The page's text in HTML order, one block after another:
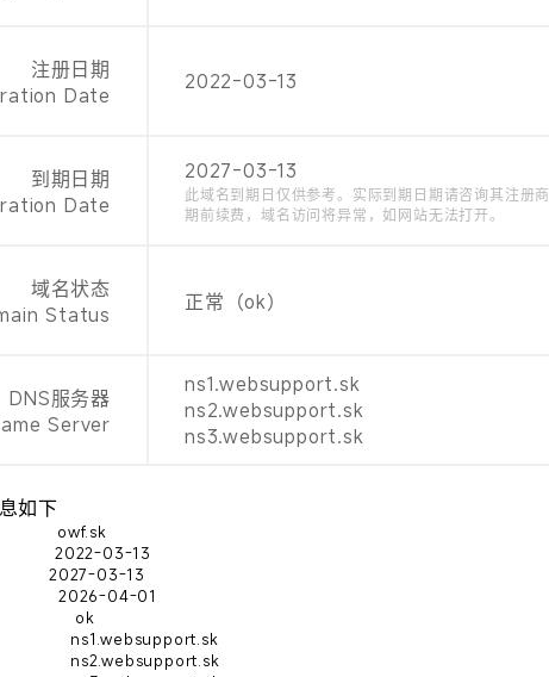
注册日期
Date
2022-03-13
到期日期
Date
2027-03-13
此域名到期日仅供参考。实际到期日期请咨询其注册
期前续费，域名访问将异常，如网站无法打开。
域名状态
Status
正常（ok）
DNS服务器
Server
ns1.websupport.sk
ns2.websupport.sk
ns3.websupport.sk
如下
owf.sk
2022-03-13
2027-03-13
2026-04-01
ok
ns1.websupport.sk
ns2.websupport.sk